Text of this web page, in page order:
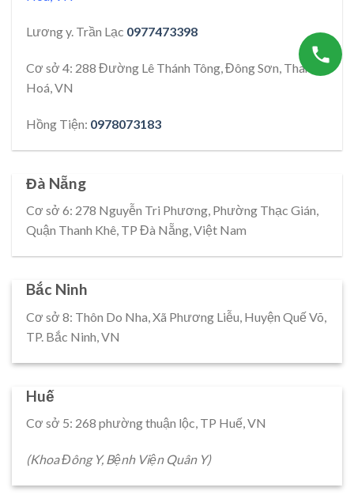
Lương y. Trần Lạc 0977473398
Cơ sở 4: 288 Đường Lê Thánh Tông, Đông Sơn, Thanh
Hoá, VN
Hồng Tiện: 0978073183
Đà Nẵng
Cơ sở 6: 278 Nguyễn Tri Phương, Phường Thạc Gián,
Quận Thanh Khê, TP Đà Nẵng, Việt Nam
Bắc Ninh
Cơ sở 8: Thôn Do Nha, Xã Phương Liễu, Huyện Quế Võ,
TP. Bắc Ninh, VN
Huế
Cơ sở 5: 268 phường thuận lộc, TP Huế, VN
(Khoa Đông Y, Bệnh Viện Quân Y)